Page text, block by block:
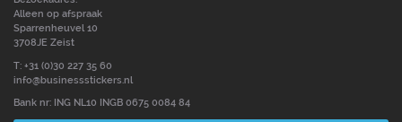
Alleen op afspraak
Sparrenheuvel 10
3708JE Zeist
T: +31 (0)30 227 35 60
info@businessstickers.nl
Bank nr: ING NL10 INGB 0675 0084 84